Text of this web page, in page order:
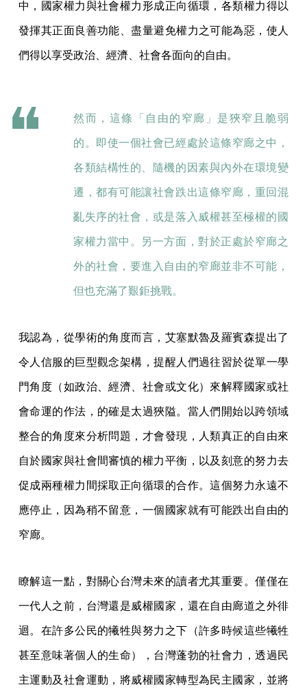
中，國家權力與社會權力形成正向循環，各類權力得以
發揮其正面良善功能、盡量避免權力之可能為惡，使人
們得以享受政治、經濟、社會各面向的自由。
然而，這條「自由的窄廊」是狹窄且脆弱
的。即使一個社會已經處於這條窄廊之中，
各類結構性的、隨機的因素與內外在環境變
遷，都有可能讓社會跌出這條窄廊，重回混
亂失序的社會，或是落入威權甚至極權的國
家權力當中。另一方面，對於正處於窄廊之
外的社會，要進入自由的窄廊並非不可能，
但也充滿了艱鉅挑戰。
我認為，從學術的角度而言，艾塞默魯及羅賓森提出了
令人信服的巨型觀念架構，提醒人們過往習於從單一學
門角度（如政治、經濟、社會或文化）來解釋國家或社
會命運的作法，的確是太過狹隘。當人們開始以跨領域
整合的角度來分析問題，才會發現，人類真正的自由來
自於國家與社會間審慎的權力平衡，以及刻意的努力去
促成兩種權力間採取正向循環的合作。這個努力永遠不
應停止，因為稍不留意，一個國家就有可能跌出自由的
窄廊。
瞭解這一點，對關心台灣未來的讀者尤其重要。僅僅在
一代人之前，台灣還是威權國家，還在自由廊道之外徘
迴。在許多公民的犧牲與努力之下（許多時候這些犧牲
甚至意味著個人的生命），台灣蓬勃的社會力，透過民
主運動及社會運動，將威權國家轉型為民主國家，並將